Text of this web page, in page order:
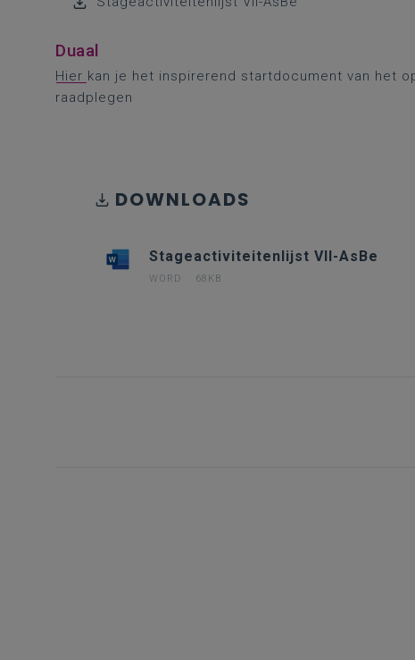
Duaal
Hier kan je het inspirerend startdocument van het
raadplegen
DOWNLOADS
Stageactiviteitenlijst VII-AsBe
WORD 68KB